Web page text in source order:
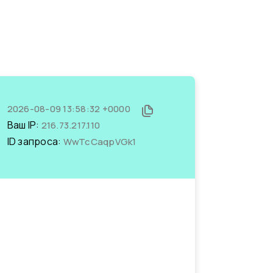
2026-08-09 13:58:32 +0000
Ваш IP: 216.73.217.110
ID запроса: WwTcCaqpVGk1